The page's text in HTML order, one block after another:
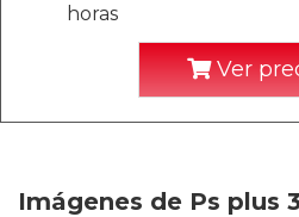
horas
Ver
Imágenes de Ps plus